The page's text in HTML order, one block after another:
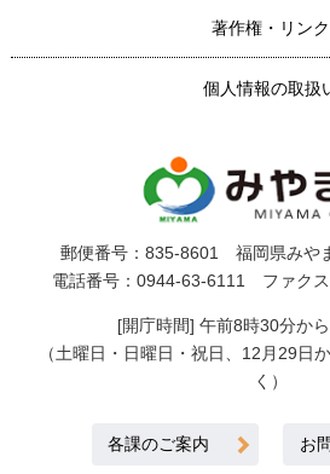
著作権・リンク
個人情報の取扱
郵便番号：835-8601 福岡県みや
電話番号：0944-63-6111 ファク
[開庁時間] 午前8時30分か
（土曜日・日曜日・祝日、12月29日
く）
各課のご案内 お